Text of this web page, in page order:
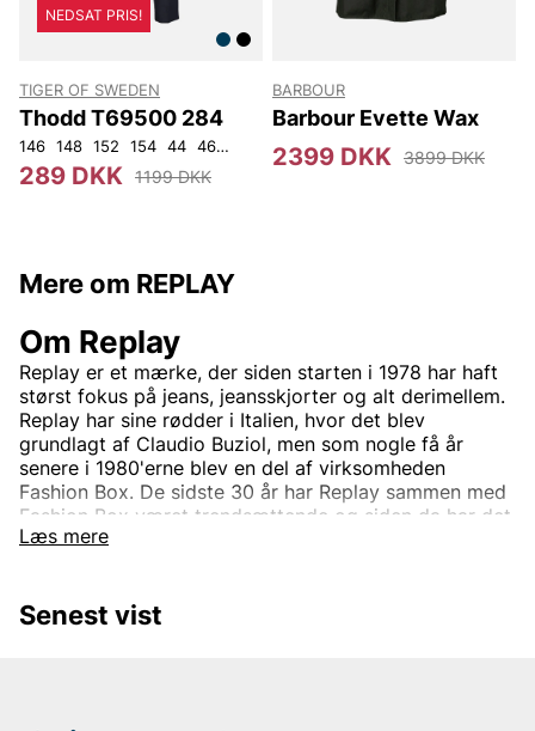
NEDSAT PRIS!
TIGER OF SWEDEN
Thodd T69500 284
146 148 152 154 44 46 48 50 52 54 56 92 104
289 DKK 1199 DKK
BARBOUR
Barbour Evette Wax
2399 DKK 3899 DKK
Mere om REPLAY
Læs mere
Om Replay
Replay er et mærke, der siden starten i 1978 har haft
størst fokus på jeans, jeansskjorter og alt derimellem.
Replay har sine rødder i Italien, hvor det blev
grundlagt af Claudio Buziol, men som nogle få år
senere i 1980'erne blev en del af virksomheden
Fashion Box. De sidste 30 år har Replay sammen med
Fashion Box været trendsættende og siden da har det
været helt synonymt med høj standard og god
et globalt koncept, der sælges hos adskillige
Senest vist